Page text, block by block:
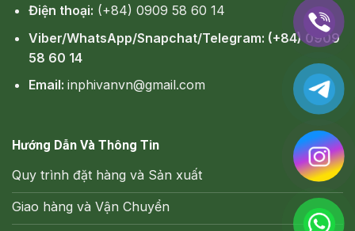
Điện thoại: (+84) 0909 58 60 14
Viber/WhatsApp/Snapchat/Telegram: (+84) 0909
58 60 14
Email: inphivanvn@gmail.com
Hướng Dẫn Và Thông Tin
Quy trình đặt hàng và Sản xuất
Giao hàng và Vận Chuyển